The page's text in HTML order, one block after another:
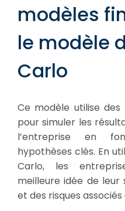
modèles
le modèle
Carlo
Ce modèle utilise des
pour simuler les
l’entreprise en
hypothèses clés. En
Carlo, les
meilleure idée de
et des risques